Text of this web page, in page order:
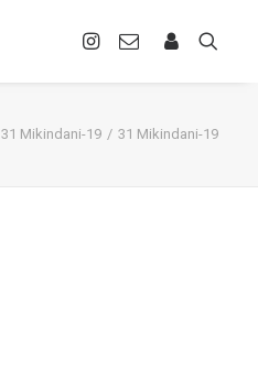
31 Mikindani-19 31 Mikindani-19